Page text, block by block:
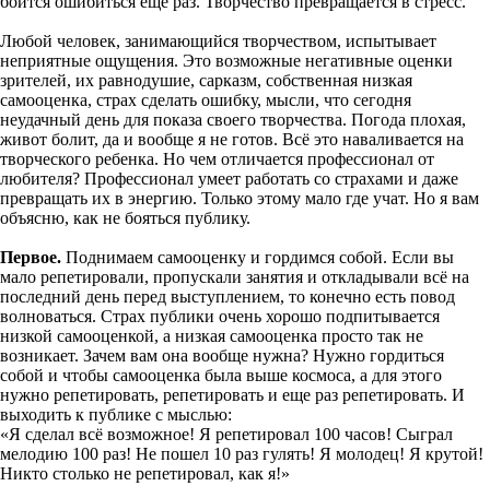
Любой человек, занимающийся творчеством, испытывает
неприятные ощущения. Это возможные негативные оценки
зрителей, их равнодушие, сарказм, собственная низкая
самооценка, страх сделать ошибку, мысли, что сегодня
неудачный день для показа своего творчества. Погода плохая,
живот болит, да и вообще я не готов. Всё это наваливается на
творческого ребенка. Но чем отличается профессионал от
любителя? Профессионал умеет работать со страхами и даже
превращать их в энергию. Только этому мало где учат. Но я вам
объясню, как не бояться публику.
Первое. Поднимаем самооценку и гордимся собой. Если вы
мало репетировали, пропускали занятия и откладывали всё на
последний день перед выступлением, то конечно есть повод
волноваться. Страх публики очень хорошо подпитывается
низкой самооценкой, а низкая самооценка просто так не
возникает. Зачем вам она вообще нужна? Нужно гордиться
собой и чтобы самооценка была выше космоса, а для этого
нужно репетировать, репетировать и еще раз репетировать. И
выходить к публике с мыслью:
«Я сделал всё возможное! Я репетировал 100 часов! Сыграл
мелодию 100 раз! Не пошел 10 раз гулять! Я молодец! Я крутой!
Никто столько не репетировал, как я!»